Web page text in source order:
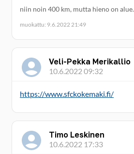
niin noin 400 km, mutta hieno on alue.
muokattu: 9.6.2022 21:49
Veli-Pekka Merikallio
10.6.2022 09:32
https://www.sfckokemaki.fi/
Timo Leskinen
10.6.2022 17:33